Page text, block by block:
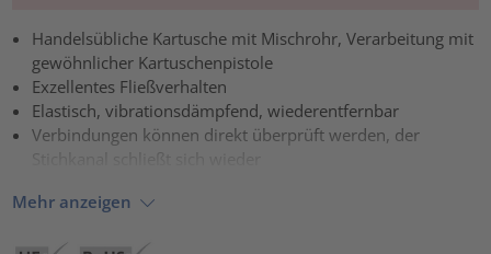
Handelsübliche Kartusche mit Mischrohr, Verarbeitung mit
gewöhnlicher Kartuschenpistole
Exzellentes Fließverhalten
Elastisch, vibrationsdämpfend, wiederentfernbar
Verbindungen können direkt überprüft werden, der
Stichkanal schließt sich wieder
Mehr anzeigen